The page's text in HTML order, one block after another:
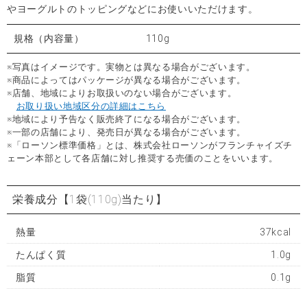
やヨーグルトのトッピングなどにお使いいただけます。
規格（内容量） 110g
※写真はイメージです。実物とは異なる場合がございます。
※商品によってはパッケージが異なる場合がございます。
※店舗、地域によりお取扱いのない場合がございます。
お取り扱い地域区分の詳細はこちら
※地域により予告なく販売終了になる場合がございます。
※一部の店舗により、発売日が異なる場合がございます。
※「ローソン標準価格」とは、株式会社ローソンがフランチャイズチ
ェーン本部として各店舗に対し推奨する売価のことをいいます。
栄養成分 【1袋(110g)当たり】
熱量 37kcal
たんぱく質 1.0g
脂質 0.1g